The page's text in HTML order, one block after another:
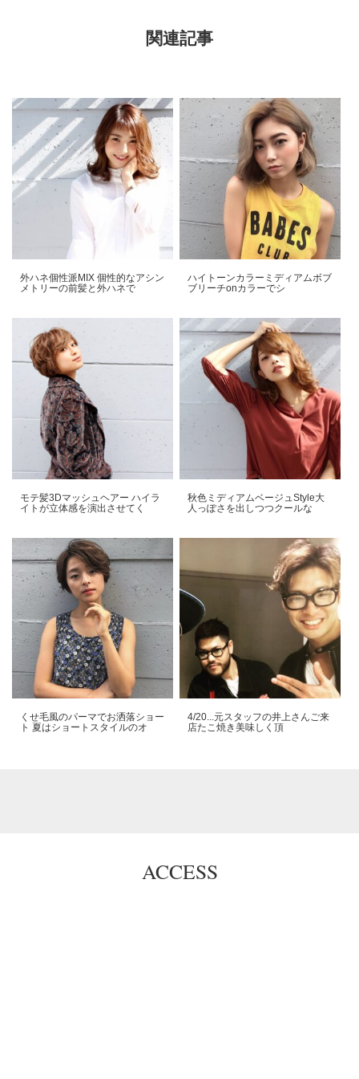
関連記事
外ハネ個性派MIX️ 個性的なアシン
メトリーの前髪と外ハネで
ハイトーンカラー️ミディアムボブ️️
ブリーチonカラーでシ
モテ髪3Dマッシュヘアー️ ハイラ
イトが立体感を演出させてく
秋色ミディアムベージュStyle大
人っぽさを出しつつクールな
くせ毛風のパーマでお洒落ショー
ト️ 夏はショートスタイルのオ
4/20...元スタッフの井上さんご来
店️たこ焼き美味しく頂
ACCESS